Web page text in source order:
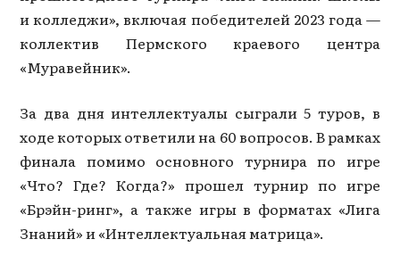
и колледжи», включая победителей 2023 года —
коллектив Пермского краевого центра
«Муравейник».
За два дня интеллектуалы сыграли 5 туров, в
ходе которых ответили на 60 вопросов. В рамках
финала помимо основного турнира по игре
«Что? Где? Когда?» прошел турнир по игре
«Брэйн-ринг», а также игры в форматах «Лига
Знаний» и «Интеллектуальная матрица».